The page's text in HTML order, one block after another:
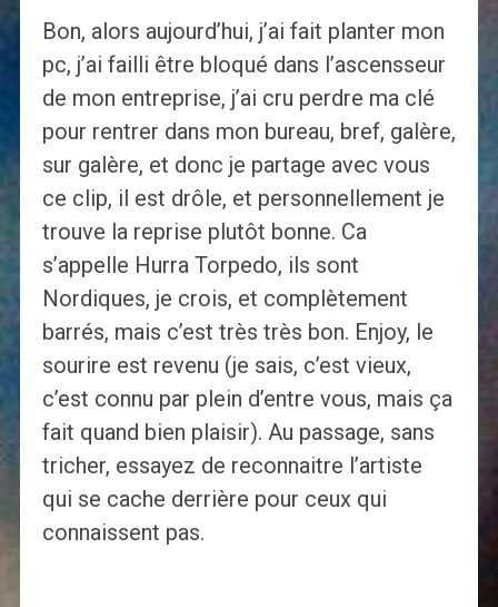
Bon, alors aujourd’hui, j’ai fait planter mon
pc, j’ai failli être bloqué dans l’ascensseur
de mon entreprise, j’ai cru perdre ma clé
pour rentrer dans mon bureau, bref, galère,
sur galère, et donc je partage avec vous
ce clip, il est drôle, et personnellement je
trouve la reprise plutôt bonne. Ca
s’appelle Hurra Torpedo, ils sont
Nordiques, je crois, et complètement
barrés, mais c’est très très bon. Enjoy, le
sourire est revenu (je sais, c’est vieux,
c’est connu par plein d’entre vous, mais ça
fait quand bien plaisir). Au passage, sans
tricher, essayez de reconnaitre l’artiste
qui se cache derrière pour ceux qui
connaissent pas.